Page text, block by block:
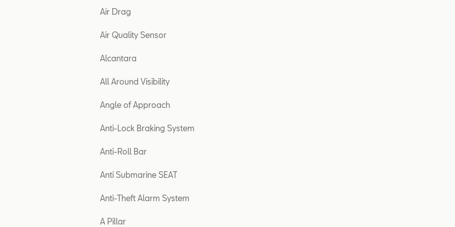
Air Drag
Air Quality Sensor
Alcantara
All Around Visibility
Angle of Approach
Anti-Lock Braking System
Anti-Roll Bar
Anti Submarine SEAT
Anti-Theft Alarm System
A Pillar